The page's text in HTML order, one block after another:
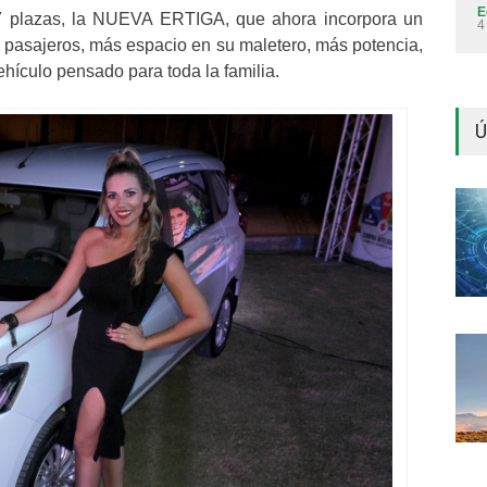
la NUEVA ERTIGA, que ahora incorpora un
más espacio en su maletero, más potencia,
pensado para toda la familia.
4